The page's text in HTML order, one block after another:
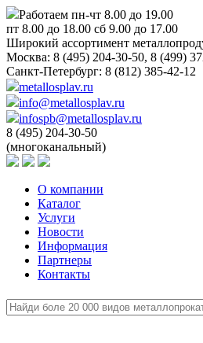
Работаем пн-чт 8.00 до 19.00
пт 8.00 до 18.00 сб 9.00 до 17.00
Широкий ассортимент
Москва: 8 (495) 204-30-50, 8 (499)
Санкт-Петербург: 8 (812) 385-42-12
metallosplav.ru
info@metallosplav.ru
infospb@metallosplav.ru
8 (495) 204-30-50
(многоканальный)
О компании
Каталог
Услуги
Новости
Информация
Партнеры
Контакты